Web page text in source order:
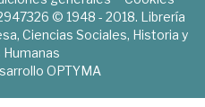
© 1948 - 2018. Librería
Ciencias Sociales, Historia y
OPTYMA